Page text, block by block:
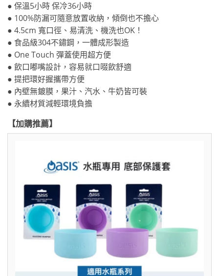
● 保溫5小時 保冷36小時
● 100%防漏可隨意放置收納，傾倒也不擔心
● 4.5cm 寬口徑、易清洗、機洗也OK！
● 食品級304不鏽鋼，一體成形製造
● One Touch 彈蓋使用超方便
● 飲口嘟嘴設計，容易就口啜飲舒適
● 提把環好握攜帶方便
● 內壁無鍍膜，果汁、汽水、牛奶皆可裝
● 永續材質減輕環境負擔
【加購推薦】